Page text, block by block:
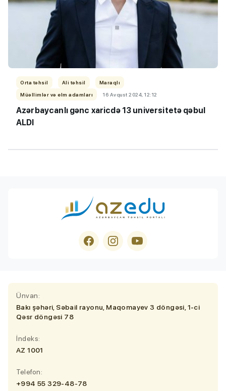
Orta təhsil Ali təhsil
Maraqlı
Müəllimlər və elm adamları
16 Avqust 2024, 12:12
Azərbaycanlı gənc xaricdə 13 universitetə qəbul
ALDI
Ünvan:
Bakı şəhəri, Səbail rayonu, Maqomayev 3 döngəsi, 1-ci
Qəsr döngəsi 78
İndeks:
AZ 1001
Telefon:
+994 55 329-48-78